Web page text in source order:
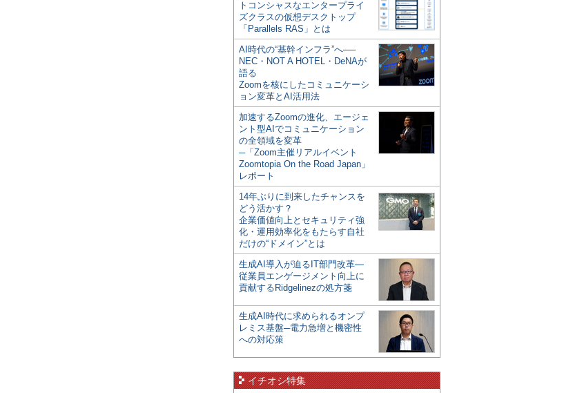
トコンシャスなエンタープライ
ズクラスの仮想デスクトップ
「Parallels RAS」とは
AI時代の“基幹インフラ”へ──
NEC・NOT A HOTEL・DeNAが
語る
Zoomを核にしたコミュニケーシ
ョン変革とAI活用法
加速するZoomの進化、エージェ
ント型AIでコミュニケーション
の全領域を変革
─「Zoom主催リアルイベント
Zoomtopia On the Road Japan」
レポート
14年ぶりに到来したチャンスを
どう活かす？
企業価値向上とセキュリティ強
化・運用効率化をもたらす自社
だけの“ドメイン”とは
生成AI導入が迫るIT部門改革―
従業員エンゲージメント向上に
貢献するRidgelinezの処方箋
生成AI時代に求められるオンプ
レミス基盤─電力急増と機密性
への対応策
イチオシ特集